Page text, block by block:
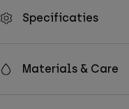
Specificaties
Materials & Care